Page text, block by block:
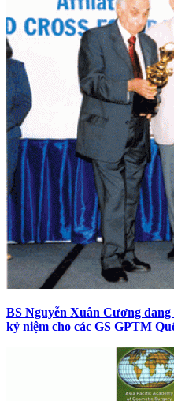
BS Nguyễn Xuân Cương
kỷ niệm cho các GS GPTM